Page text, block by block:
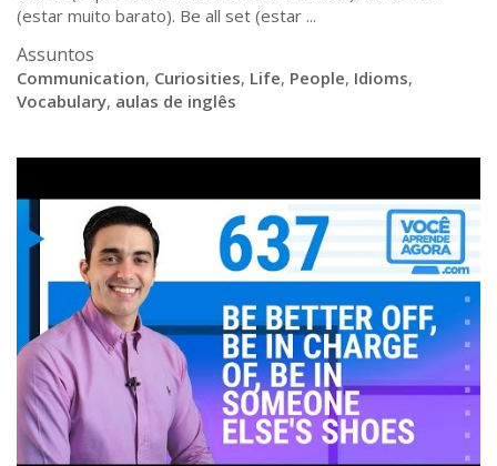
(estar muito barato). Be all set (estar ...
Assuntos
Communication, Curiosities, Life, People, Idioms,
Vocabulary, aulas de inglês